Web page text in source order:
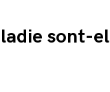
sont-